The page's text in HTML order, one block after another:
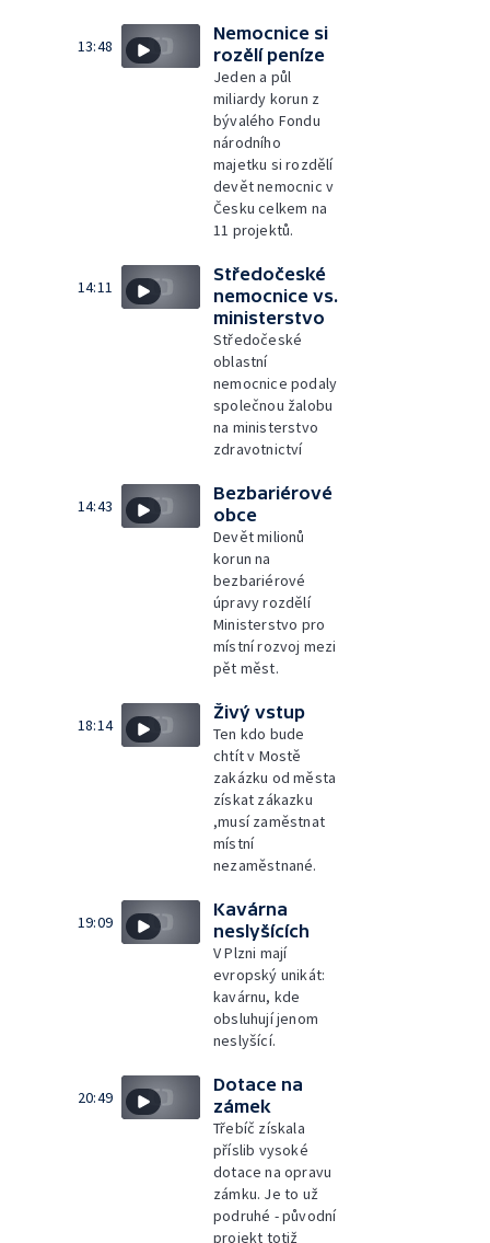
13:48
Nemocnice si
rozělí peníze
Jeden a půl
miliardy korun z
bývalého Fondu
národního
majetku si rozdělí
devět nemocnic v
Česku celkem na
11 projektů.
14:11
Středočeské
nemocnice vs.
ministerstvo
Středočeské
oblastní
nemocnice podaly
společnou žalobu
na ministerstvo
zdravotnictví
14:43
Bezbariérové
obce
Devět milionů
korun na
bezbariérové
úpravy rozdělí
Ministerstvo pro
místní rozvoj mezi
pět měst.
18:14
Živý vstup
Ten kdo bude
chtít v Mostě
zakázku od města
získat zákazku
,musí zaměstnat
místní
nezaměstnané.
19:09
Kavárna
neslyšících
V Plzni mají
evropský unikát:
kavárnu, kde
obsluhují jenom
neslyšící.
20:49
Dotace na
zámek
Třebíč získala
příslib vysoké
dotace na opravu
zámku. Je to už
podruhé - původní
projekt totiž